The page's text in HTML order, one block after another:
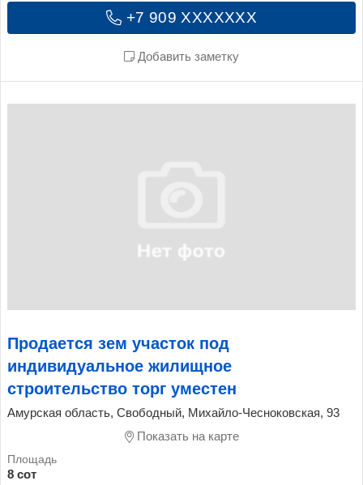
+7 909 XXXXXXX
Добавить заметку
Продается зем участок под
индивидуальное жилищное
строительство торг уместен
Амурская область, Свободный, Михайло-Чесноковская, 93
Показать на карте
8 сот